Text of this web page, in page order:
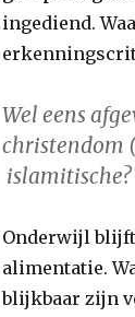
ingediend.
Wel eens
christendom
islamitische?
Onderwijl blijft
alimentatie.
blijkbaar zijn